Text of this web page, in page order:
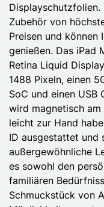
Displayschutzfolien.
Zubehör von
Preisen und können
genießen. Das iPad
Retina Liquid
1488 Pixeln, einen
SoC und einen USB
wird magnetisch
leicht zur Hand
ID ausgestattet und
außergewöhnliche
es sowohl den
familiären
Schmuckstück von